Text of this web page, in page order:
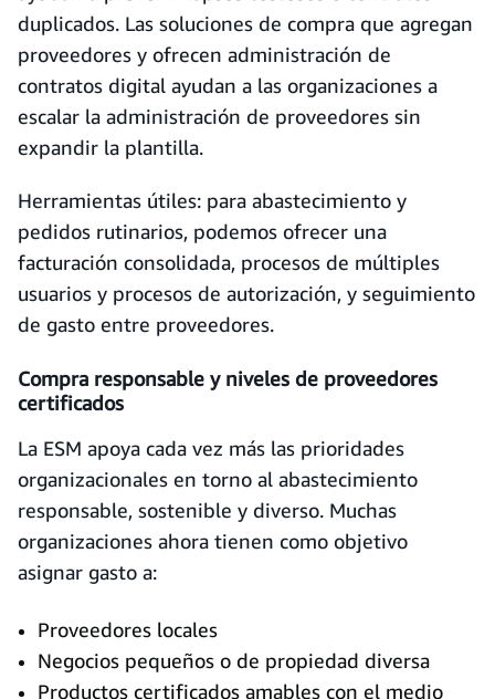
duplicados. Las soluciones de compra que agregan
proveedores y ofrecen administración de
contratos digital ayudan a las organizaciones a
escalar la administración de proveedores sin
expandir la plantilla.
Herramientas útiles: para abastecimiento y
pedidos rutinarios, podemos ofrecer una
facturación consolidada, procesos de múltiples
usuarios y procesos de autorización, y seguimiento
de gasto entre proveedores.
Compra responsable y niveles de proveedores
certificados
La ESM apoya cada vez más las prioridades
organizacionales en torno al abastecimiento
responsable, sostenible y diverso. Muchas
organizaciones ahora tienen como objetivo
asignar gasto a:
Proveedores locales
Negocios pequeños o de propiedad diversa
Productos certificados amables con el medio